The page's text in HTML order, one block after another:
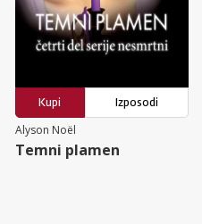
Kupi
Izposodi
Alyson Noël
Temni plamen